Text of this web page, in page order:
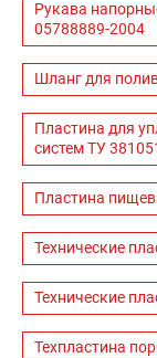
Рукава
05788889-2004
Шланг для
Пластина для
систем ТУ
Пластина
Технические
Технические
Техпластина